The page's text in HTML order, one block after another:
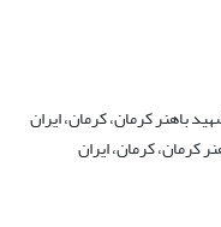
کرمان، کرمان، ایران